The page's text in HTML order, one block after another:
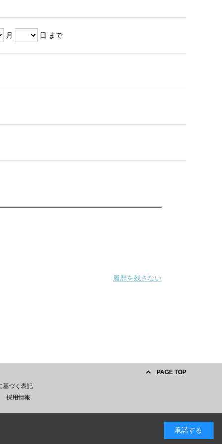
月 日 まで
履歴を残さない
PAGE TOP
基づく表記
採用情報
承諾する